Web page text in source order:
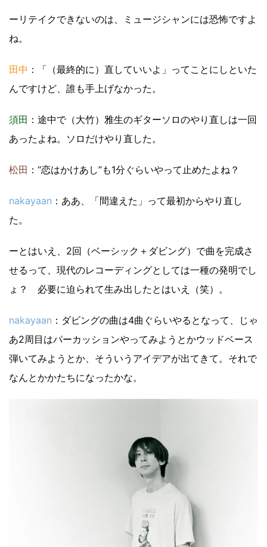
ーリテイクできないのは、ミュージシャンには恐怖ですよ
ね。
田中 ：「（最終的に）直していいよ」ってことにしといた
んですけど、誰も手上げなかった。
須田 ：途中で（大竹）雅生のギターソロのやり直しは一回
あったよね。ソロだけやり直した。
松田 ：“恋はかけあし”も1分ぐらいやって止めたよね？
nakayaan ：ああ、「間違えた」って最初からやり直し
た。
ーとはいえ、2回（ベーシック＋ダビング）で曲を完成さ
せるって、現代のレコーディングとしては一種の発明でし
ょ？ 必要に迫られて生み出したとはいえ（笑）。
nakayaan ：ダビングの曲は4曲ぐらいやるとなって、じゃ
あ2周目はパーカッションやってみようとかウッドベース
弾いてみようとか、そういうアイデアが出てきて。それで
なんとかかたちになったかな。